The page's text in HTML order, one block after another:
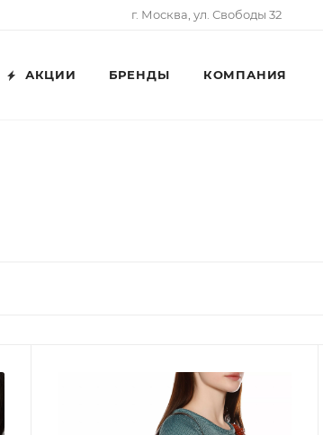
г. Москва, ул. Свободы 32
АКЦИИ БРЕНДЫ КОМПАНИЯ